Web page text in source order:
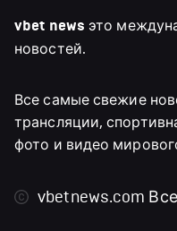
vbet news это
новостей.
Все самые свежие
трансляции,
фото и видео
vbetnews.com